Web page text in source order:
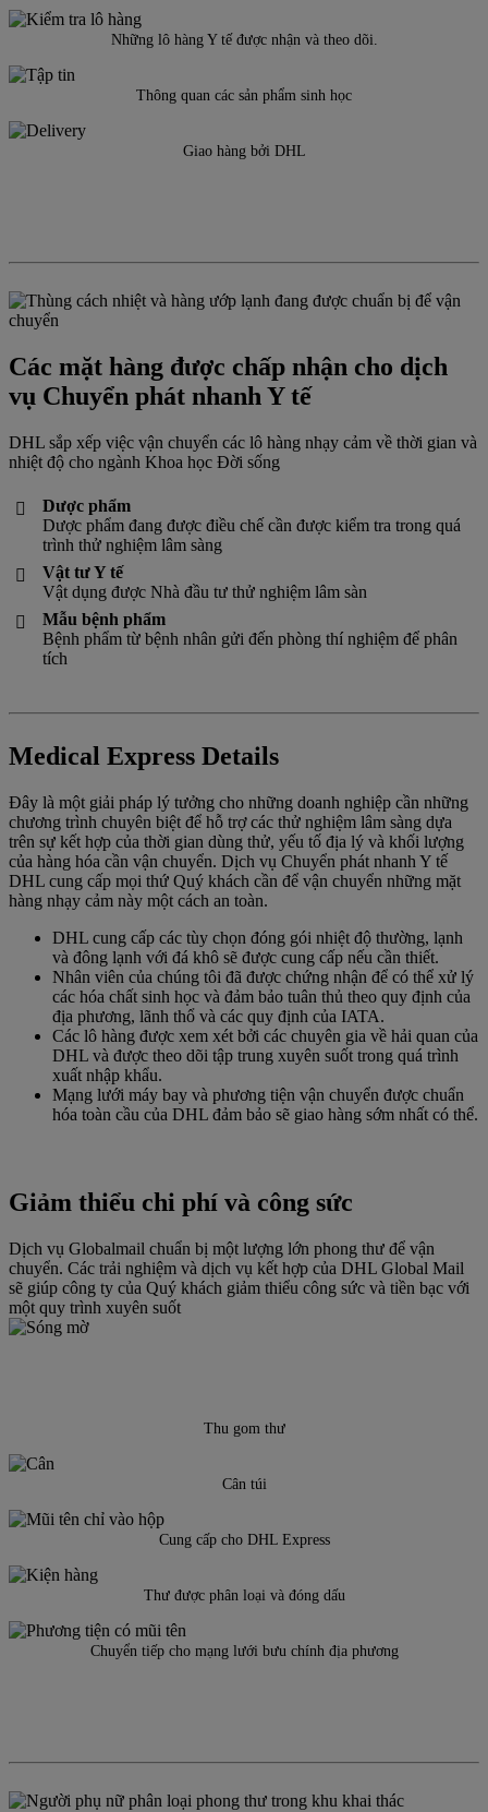
Những lô hàng Y tế được nhận và theo dõi.
Thông quan các sản phẩm sinh học
Giao hàng bởi DHL
Các mặt hàng được chấp nhận cho dịch
vụ Chuyển phát nhanh Y tế
DHL sắp xếp việc vận chuyển các lô hàng nhạy cảm về thời gian và
nhiệt độ cho ngành Khoa học Đời sống

Dược phẩm
Dược phẩm đang được điều chế cần được kiểm tra trong quá
trình thử nghiệm lâm sàng

Vật tư Y tế
Vật dụng được Nhà đầu tư thử nghiệm lâm sàn

Mẫu bệnh phẩm
Bệnh phẩm từ bệnh nhân gửi đến phòng thí nghiệm để phân
tích
Medical Express Details
Đây là một giải pháp lý tưởng cho những doanh nghiệp cần những
chương trình chuyên biệt để hỗ trợ các thử nghiệm lâm sàng dựa
trên sự kết hợp của thời gian dùng thử, yếu tố địa lý và khối lượng
của hàng hóa cần vận chuyển. Dịch vụ Chuyển phát nhanh Y tế
DHL cung cấp mọi thứ Quý khách cần để vận chuyển những mặt
hàng nhạy cảm này một cách an toàn.
DHL cung cấp các tùy chọn đóng gói nhiệt độ thường, lạnh
và đông lạnh với đá khô sẽ được cung cấp nếu cần thiết.
Nhân viên của chúng tôi đã được chứng nhận để có thể xử lý
các hóa chất sinh học và đảm bảo tuân thủ theo quy định của
địa phương, lãnh thổ và các quy định của IATA.
Các lô hàng được xem xét bởi các chuyên gia về hải quan của
DHL và được theo dõi tập trung xuyên suốt trong quá trình
xuất nhập khẩu.
Mạng lưới máy bay và phương tiện vận chuyển được chuẩn
hóa toàn cầu của DHL đảm bảo sẽ giao hàng sớm nhất có thể.
Giảm thiểu chi phí và công sức
Dịch vụ Globalmail chuẩn bị một lượng lớn phong thư để vận
chuyển. Các trải nghiệm và dịch vụ kết hợp của DHL Global Mail
sẽ giúp công ty của Quý khách giảm thiểu công sức và tiền bạc với
một quy trình xuyên suốt
Thu gom thư
Cân túi
Cung cấp cho DHL Express
Thư được phân loại và đóng dấu
Chuyển tiếp cho mạng lưới bưu chính địa phương